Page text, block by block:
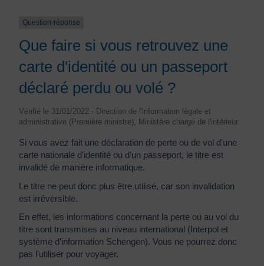
Question-réponse
Que faire si vous retrouvez une
carte d'identité ou un passeport
déclaré perdu ou volé ?
Vérifié le 31/01/2022 - Direction de l'information légale et
administrative (Première ministre), Ministère chargé de l'intérieur
Si vous avez fait une déclaration de perte ou de vol d'une
carte nationale d'identité ou d'un passeport, le titre est
invalidé de manière informatique.
Le titre ne peut donc plus être utilisé, car son invalidation
est irréversible.
En effet, les informations concernant la perte ou au vol du
titre sont transmises au niveau international (Interpol et
système d'information Schengen). Vous ne pourrez donc
pas l'utiliser pour voyager.